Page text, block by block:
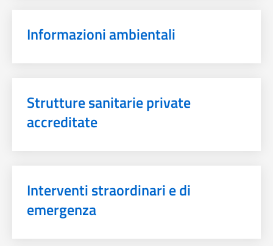
Informazioni ambientali
Strutture sanitarie private
accreditate
Interventi straordinari e di
emergenza